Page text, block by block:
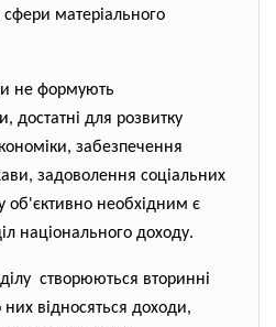
матеріального
не формують
достатні для розвитку
забезпечення
задоволення соціальних
об'єктивно необхідним є
національного доходу.
створюються вторинні
відносяться доходи,